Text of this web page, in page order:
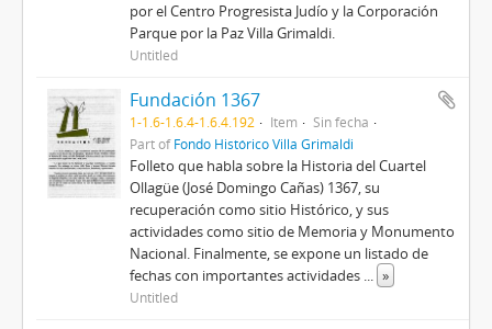
por el Centro Progresista Judío y la Corporación
Parque por la Paz Villa Grimaldi.
Untitled
Fundación 1367
1-1.6-1.6.4-1.6.4.192 Item
Sin fecha
Part ofFondo Histórico Villa Grimaldi
Folleto que habla sobre la Historia del Cuartel
Ollagüe (José Domingo Cañas) 1367, su
recuperación como sitio Histórico, y sus
actividades como sitio de Memoria y Monumento
Nacional. Finalmente, se expone un listado de
fechas con importantes actividades ... »
Untitled